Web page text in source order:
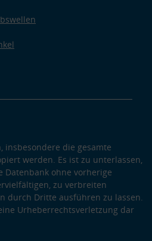
insbesondere die gesamte
werden. Es ist zu unterlassen,
Datenbank ohne vorherige
zu verbreiten
durch Dritte ausführen zu lassen.
Urheberrechtsverletzung dar